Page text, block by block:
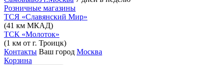
Розничные магазины
ТСЯ «Славянский Мир»
(41 км МКАД)
ТСК «Молоток»
(1 км от г. Троицк)
Контакты Ваш город Москва
Корзина